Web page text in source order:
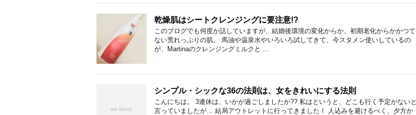
乾燥肌はシートクレンジングに要注意!?
このブログでも何度か話していますが、結婚後環境の変化からか、初期老化からかかつて
ない荒れっぷりの肌。 馬油や温泉水やいろいろ試してきて、今スタメン使いしているの
が、Martinaのクレンジングミルクと ...
シンプル・シックな36の法則は、女をきれいにする法則
こんにちは。 3連休は、いかが過ごしましたか?? 私はというと、どこも行く予定がないと
言っていましたが… 結局アウトレットに行ってきました！ 人込みを避けるべく、夕方か